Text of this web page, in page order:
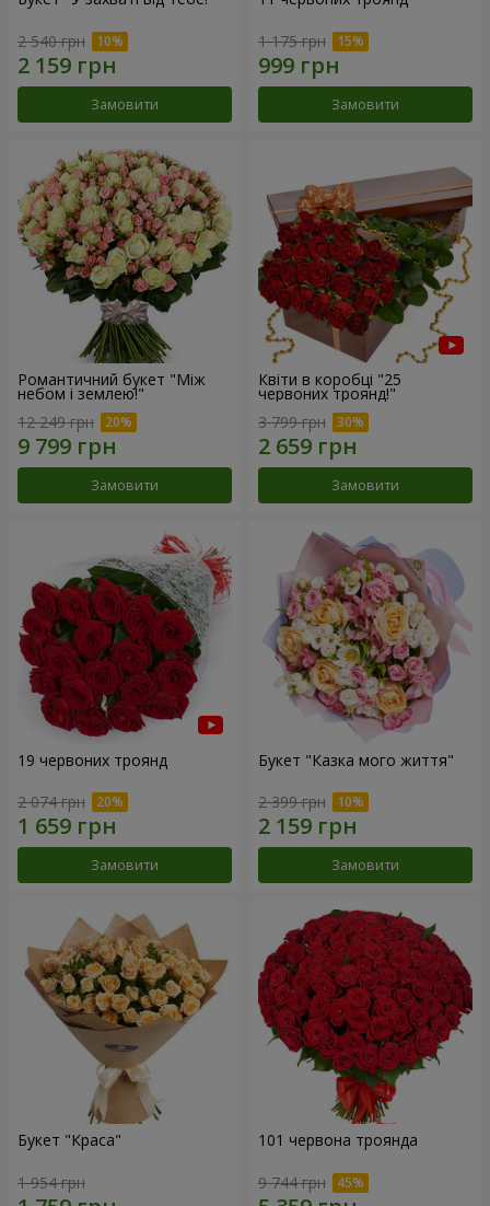
2 540 грн
Замовити
1 175 грн
Замовити
Романтичний букет "Між
небом і землею!"
12 249 грн
Замовити
Квіти в коробці "25
червоних троянд!"
3 799 грн
Замовити
19 червоних троянд
2 074 грн
Замовити
Букет "Казка мого життя"
2 399 грн
Замовити
Букет "Краса"
1 954 грн
101 червона троянда
9 744 грн